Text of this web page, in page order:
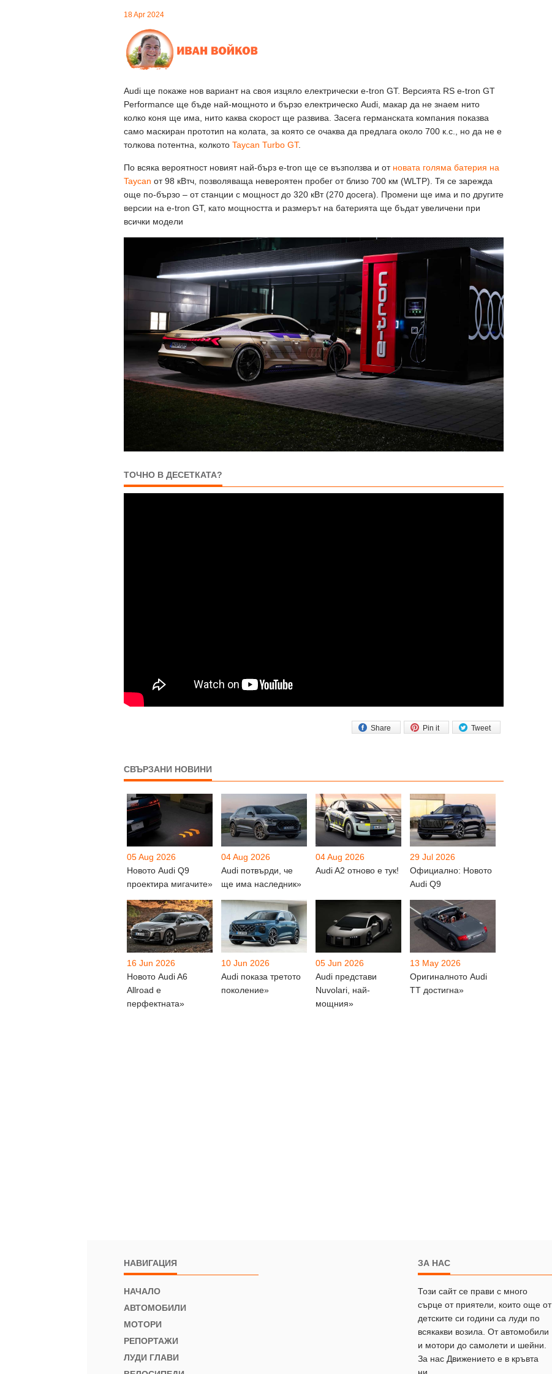
18 Apr 2024
Audi ще покаже нов вариант на своя изцяло електрически e-tron GT. Версията RS e-tron GT
Performance ще бъде най-мощното и бързо електрическо Audi, макар да не знаем нито
колко коня ще има, нито каква скорост ще развива. Засега германската компания показва
само маскиран прототип на колата, за която се очаква да предлага около 700 к.с., но да не е
толкова потентна, колкото Taycan Turbo GT.
По всяка вероятност новият най-бърз e-tron ще се възползва и от новата голяма батерия на
Taycan от 98 кВтч, позволяваща невероятен пробег от близо 700 км (WLTP). Тя се зарежда
още по-бързо – от станции с мощност до 320 кВт (270 досега). Промени ще има и по другите
версии на e-tron GT, като мощността и размерът на батерията ще бъдат увеличени при
всички модели
ТОЧНО В ДЕСЕТКАТА?
Tweet
Pin it
Share
СВЪРЗАНИ НОВИНИ
05 Aug 2026
Новото Audi Q9
проектира мигачите»
04 Aug 2026
Audi потвърди, че
ще има наследник»
04 Aug 2026
Audi A2 отново е тук!
29 Jul 2026
Официално: Новото
Audi Q9
16 Jun 2026
Новото Audi A6
Allroad е
перфектната»
10 Jun 2026
Audi показа третото
поколение»
05 Jun 2026
Audi представи
Nuvolari, най-
мощния»
13 May 2026
Оригиналното Audi
TT достигна»
НАВИГАЦИЯ
НАЧАЛО
АВТОМОБИЛИ
МОТОРИ
РЕПОРТАЖИ
ЛУДИ ГЛАВИ
ЗА НАС
Този сайт се прави с много
сърце от приятели, които още от
детските си години са луди по
всякакви возила. От автомобили
и мотори до самолети и шейни.
За нас Движението е в кръвта